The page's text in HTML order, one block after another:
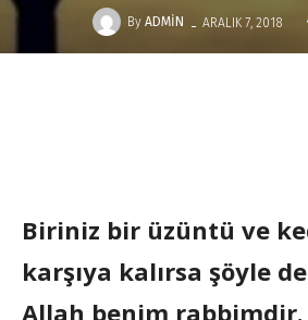
By ADMIN - ARALIK 7, 2018
Biriniz bir üzüntü ve
karşıya kalırsa şöyle
Allah benim rabbimdir.